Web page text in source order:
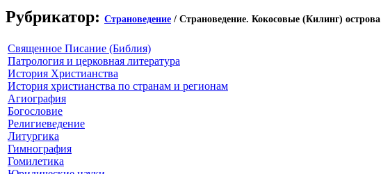
Рубрикатор: Страноведение / Страноведение. Кокосовые (Килинг) острова
Священное Писание (Библия)
Патрология и церковная литература
История Христианства
История христианства по странам и регионам
Агиография
Богословие
Религиеведение
Литургика
Гимнография
Гомилетика